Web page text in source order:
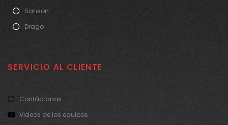
Sanson
Drago
SERVICIO AL CLIENTE
Contáctanos
Videos de los equipos